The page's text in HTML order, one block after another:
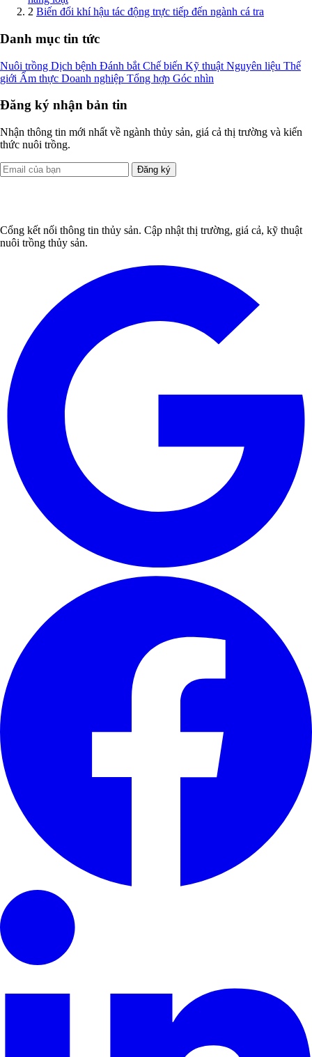
2 Biến đổi khí hậu tác động trực tiếp đến ngành cá tra
Danh mục tin tức
Nuôi trồng Dịch bệnh Đánh bắt Chế biến Kỹ thuật Nguyên liệu Thế
giới Ẩm thực Doanh nghiệp Tổng hợp Góc nhìn
Đăng ký nhận bản tin
Nhận thông tin mới nhất về ngành thủy sản, giá cả thị trường và kiến
thức nuôi trồng.
Đăng ký
Cổng kết nối thông tin thủy sản. Cập nhật thị trường, giá cả, kỹ thuật
nuôi trồng thủy sản.